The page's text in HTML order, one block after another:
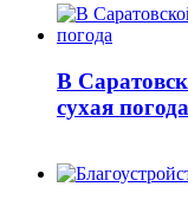
В
сухая погода